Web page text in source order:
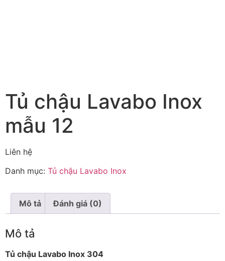
Tủ chậu Lavabo Inox
mẫu 12
Liên hệ
Danh mục: Tủ chậu Lavabo Inox
Mô tả Đánh giá (0)
Mô tả
Tủ chậu Lavabo Inox 304